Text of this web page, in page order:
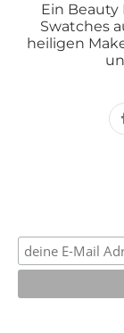
Ein
Swatches
heiligen